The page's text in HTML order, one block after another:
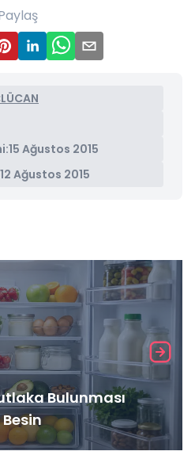
15 Ağustos 2015
12 Ağustos 2015
Bulunması
Besin